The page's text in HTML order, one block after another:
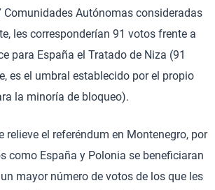
Comunidades Autónomas consideradas
les corresponderían 91 votos frente a
para España el Tratado de Niza (91
es el umbral establecido por el propio
la minoría de bloqueo).
relieve el referéndum en Montenegro, por
como España y Polonia se beneficiaran
mayor número de votos de los que les